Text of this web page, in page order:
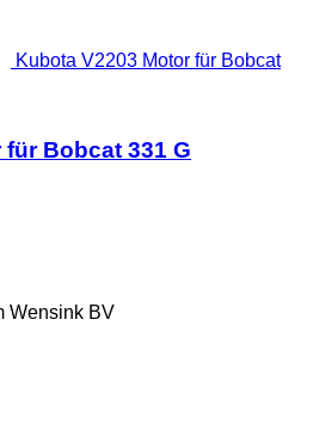
Kubota V2203 Motor für Bobcat
Bobcat 331 G
Wensink BV